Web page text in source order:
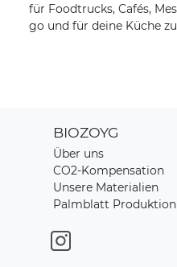
für Foodtrucks, Cafés,
go und für deine Küche zu
BIOZOYG
Über uns
CO2-Kompensation
Unsere Materialien
Palmblatt Produktion